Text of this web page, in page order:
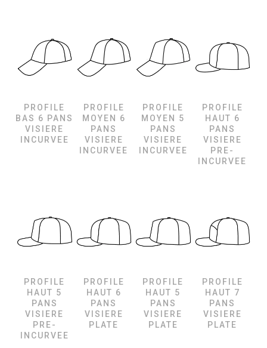
PROFILE
BAS 6 PANS
VISIERE
INCURVEE
PROFILE
MOYEN 6
PANS
VISIERE
INCURVEE
PROFILE
MOYEN 5
PANS
VISIERE
INCURVEE
PROFILE
HAUT 6
PANS
VISIERE
PRE-
INCURVEE
PROFILE
HAUT 5
PANS
VISIERE
PRE-
INCURVEE
PROFILE
HAUT 6
PANS
VISIERE
PLATE
PROFILE
HAUT 5
PANS
VISIERE
PLATE
PROFILE
HAUT 7
PANS
VISIERE
PLATE